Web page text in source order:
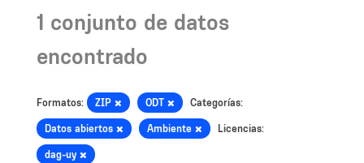
1 conjunto de datos
encontrado
Formatos: ZIP ODT Categorías:
Datos abiertos Ambiente Licencias:
dag-uy